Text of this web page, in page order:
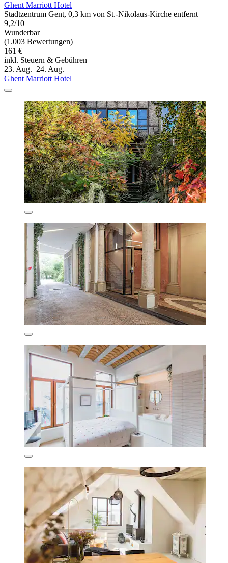
Ghent Marriott Hotel
Stadtzentrum Gent, 0,3 km von St.-Nikolaus-Kirche entfernt
9,2/10
Wunderbar
(1.003 Bewertungen)
161 €
inkl. Steuern & Gebühren
23. Aug.–24. Aug.
Ghent Marriott Hotel